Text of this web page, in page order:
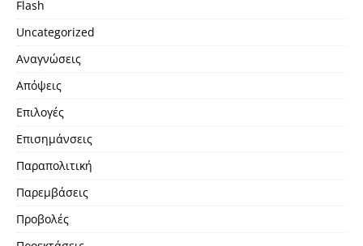
Flash
Uncategorized
Αναγνώσεις
Απόψεις
Επιλογές
Επισημάνσεις
Παραπολιτική
Παρεμβάσεις
Προβολές